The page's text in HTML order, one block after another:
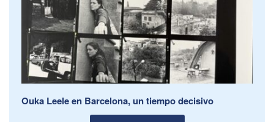
Ouka Leele en Barcelona, un tiempo decisivo